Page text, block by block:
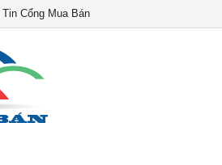
Tin Cổng Mua Bán